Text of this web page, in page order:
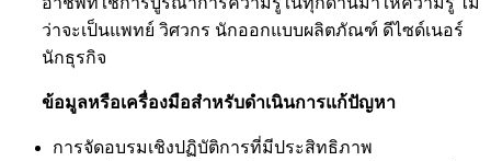
ว่าจะเป็นแพทย์ วิศวกร นักออกแบบผลิตภัณฑ์ ดีไซด์เนอร์
นักธุรกิจ
ข้อมูลหรือเครื่องมือสำหรับดำเนินการแก้ปัญหา
การจัดอบรมเชิงปฏิบัติการที่มีประสิทธิภาพ